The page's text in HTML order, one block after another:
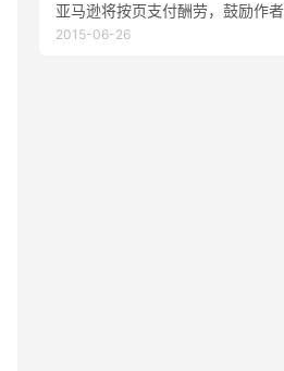
亚马逊将按页支付酬劳，鼓励作
2015-06-26